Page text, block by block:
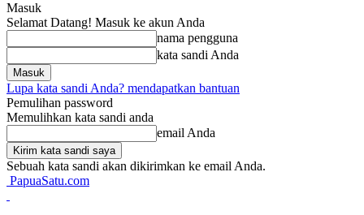
Masuk
Selamat Datang! Masuk ke akun Anda
nama pengguna
kata sandi Anda
Lupa kata sandi Anda? mendapatkan bantuan
Pemulihan password
Memulihkan kata sandi anda
email Anda
Sebuah kata sandi akan dikirimkan ke email Anda.
PapuaSatu.com